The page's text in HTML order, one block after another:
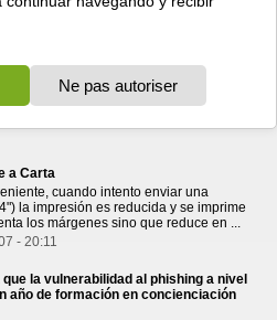
Ordenar por fecha-Ordenar por pertinencia
a Carta
cuando intento enviar una
la impresión es reducida y se imprime
los márgenes sino que reduce en ...
- 20:11
la vulnerabilidad al phishing a nivel
año de formación en concienciación